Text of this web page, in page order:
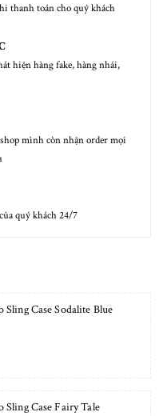
thanh toán cho quý khách
hiện hàng fake, hàng nhái,
mình còn nhận order mọi
quý khách 24/7
Sling Case Sodalite Blue
Sling Case Fairy Tale